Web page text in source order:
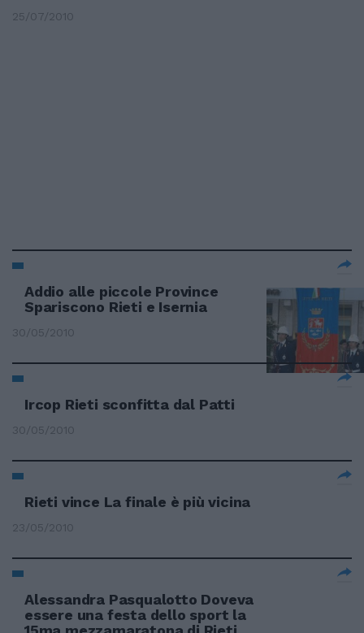
25/07/2010
Addio alle piccole Province
Spariscono Rieti e Isernia
30/05/2010
Ircop Rieti sconfitta dal Patti
30/05/2010
Rieti vince La finale è più vicina
23/05/2010
Alessandra Pasqualotto Doveva
essere una festa dello sport la